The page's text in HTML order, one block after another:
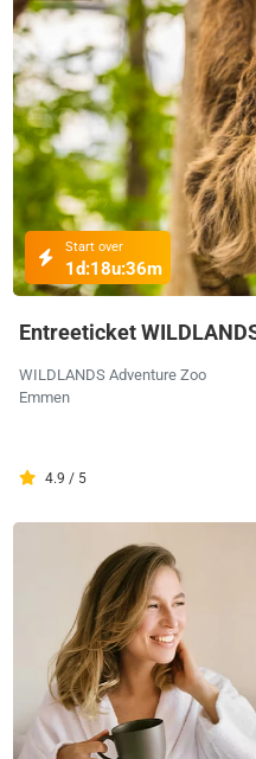
Start over
1d:18u:36m
Entreeticket
WILDLANDS Adventure Zoo
Emmen
4.9 / 5